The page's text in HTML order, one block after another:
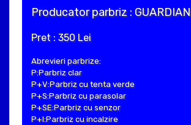
Producator parbriz : GUARDIAN
Pret : 350 Lei
Abrevieri parbrize:
P:Parbriz clar
P+V:Parbriz cu tenta verde
P+S:Parbriz cu parasolar
P+SE:Parbriz cu senzor
P+I:Parbriz cu incalzire